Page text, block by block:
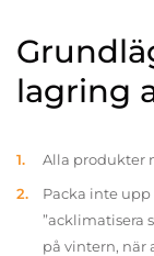
lagring
Alla produkter
Packa inte
”acklimatisera
på vintern, när